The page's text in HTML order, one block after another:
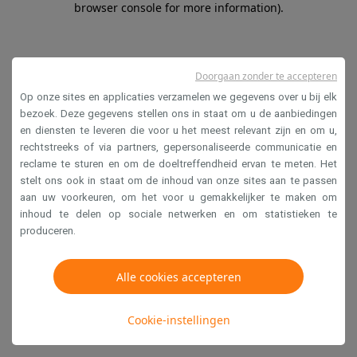
browser console for more information).
Op onze sites en applicaties verzamelen we gegevens over u bij elk
bezoek. Deze gegevens stellen ons in staat om u de aanbiedingen
en diensten te leveren die voor u het meest relevant zijn en om u,
rechtstreeks of via partners, gepersonaliseerde communicatie en
reclame te sturen en om de doeltreffendheid ervan te meten. Het
stelt ons ook in staat om de inhoud van onze sites aan te passen
aan uw voorkeuren, om het voor u gemakkelijker te maken om
inhoud te delen op sociale netwerken en om statistieken te
produceren.
Alle cookies accepteren
Cookie-instellingen
Doorgaan zonder te accepteren